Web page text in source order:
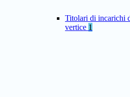
Titolari di incarichi
vertice 1